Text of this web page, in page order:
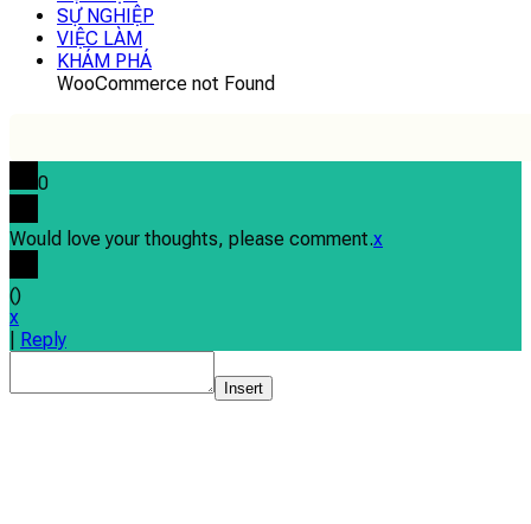
SỰ NGHIỆP
VIỆC LÀM
KHÁM PHÁ
WooCommerce not Found
0
Would love your thoughts, please comment.x
()
x
Reply
Insert